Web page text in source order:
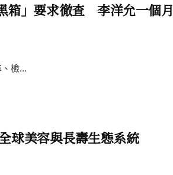
箱」要求徹查 李洋允一個月
檢...
球美容與長壽生態系統